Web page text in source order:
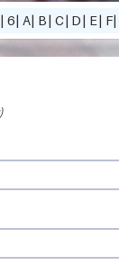
| 6| A| B| C| D| E| F|